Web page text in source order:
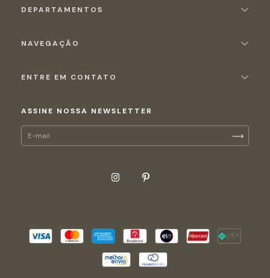
ASSINE NOSSA NEWSLETTER
DEPARTAMENTOS
NAVEGAÇÃO
ENTRE EM CONTATO